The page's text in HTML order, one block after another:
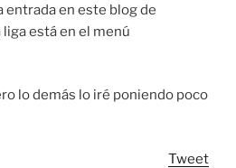
entrada en este blog de
está en el menú
lo demás lo iré poniendo poco
Tweet